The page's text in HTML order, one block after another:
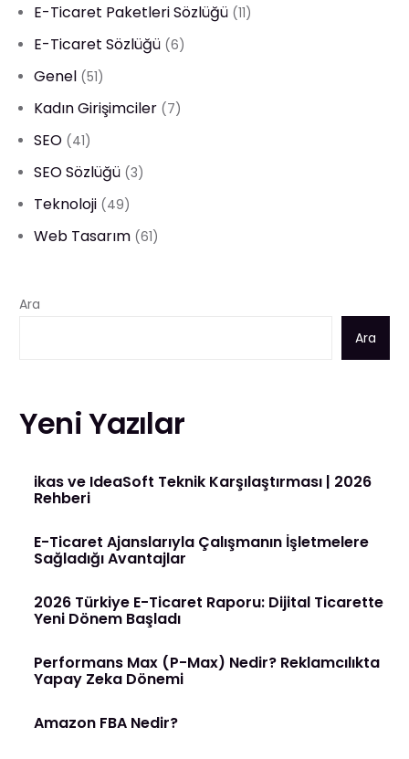
E-Ticaret Paketleri Sözlüğü (11)
E-Ticaret Sözlüğü (6)
Genel (51)
Kadın Girişimciler (7)
SEO (41)
SEO Sözlüğü (3)
Teknoloji (49)
Web Tasarım (61)
Ara
Ara
Yeni Yazılar
ikas ve IdeaSoft Teknik Karşılaştırması | 2026
Rehberi
E-Ticaret Ajanslarıyla Çalışmanın İşletmelere
Sağladığı Avantajlar
2026 Türkiye E-Ticaret Raporu: Dijital Ticarette
Yeni Dönem Başladı
Performans Max (P-Max) Nedir? Reklamcılıkta
Yapay Zeka Dönemi
Amazon FBA Nedir?